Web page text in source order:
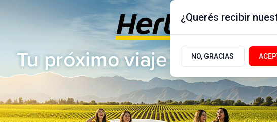
Miércoles 5 de Agosto de 2026
17.9ºc | Buenos Aires, AR
ACTUALIDAD POLÍTICA
¿Querés recibir
NO, GRACIAS